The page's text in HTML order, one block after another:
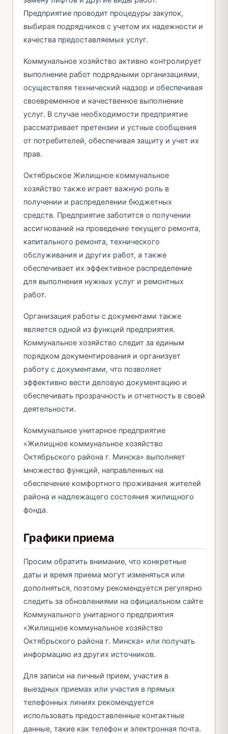
Предприятие проводит процедуры закупок,
выбирая подрядчиков с учетом их надежности и
качества предоставляемых услуг.
Коммунальное хозяйство активно контролирует
выполнение работ подрядными организациями,
осуществляя технический надзор и обеспечивая
своевременное и качественное выполнение
услуг. В случае необходимости предприятие
рассматривает претензии и устные сообщения
от потребителей, обеспечивая защиту и учет их
прав.
Октябрьское Жилищное коммунальное
хозяйство также играет важную роль в
получении и распределении бюджетных
средств. Предприятие заботится о получении
ассигнований на проведение текущего ремонта,
капитального ремонта, технического
обслуживания и других работ, а также
обеспечивает их эффективное распределение
для выполнения нужных услуг и ремонтных
работ.
Организация работы с документами также
является одной из функций предприятия.
Коммунальное хозяйство следит за единым
порядком документирования и организует
работу с документами, что позволяет
эффективно вести деловую документацию и
обеспечивать прозрачность и отчетность в своей
деятельности.
Коммунальное унитарное предприятие
«Жилищное коммунальное хозяйство
Октябрьского района г. Минска» выполняет
множество функций, направленных на
обеспечение комфортного проживания жителей
района и надлежащего состояния жилищного
фонда.
Графики приема
Просим обратить внимание, что конкретные
даты и время приема могут изменяться или
дополняться, поэтому рекомендуется регулярно
следить за обновлениями на официальном сайте
Коммунального унитарного предприятия
«Жилищное коммунальное хозяйство
Октябрьского района г. Минска» или получать
информацию из других источников.
Для записи на личный прием, участия в
выездных приемах или участия в прямых
телефонных линиях рекомендуется
использовать предоставленные контактные
данные, такие как телефон и электронная почта.